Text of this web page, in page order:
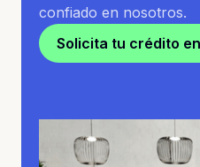
confiado en nosotros.
Solicita tu crédito